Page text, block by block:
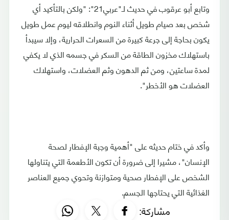
وتابع أبو عرقوب في حديث لـ"عربي21": "ولكن بالتأكيد أي
شخص بعد صيام طويل أثناء النوم وانطلاقه ليوم عمل طويل
يكون بحاجة إلى جرعة كبيرة من السعرات الحرارية، وإلا سيبدأ
باستهلاك مخزون الطاقة من السكر في جسمه الذي لا يكفي
لمدة ساعتين، ومن ثم الدهون وثم العضلات، واستهلاك
العضلات هو الأخطر".
وأكد في ختام حديثه على "أهمية وجبة الإفطار لصحة
الإنسان"، مشيرا إلى ضرورة أن تكون الأطعمة التي يتناولها
الشخص على الإفطار صحية ومتوازنة وتحوي جميع العناصر
الغذائية التي يحتاجها الجسم.
مشاركة: